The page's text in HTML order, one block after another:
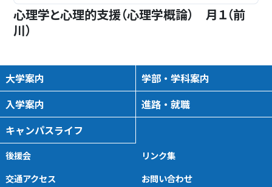
心理学と心理的支援（心理学概論） 月１（前
川）
大学案内
学部・学科案内
入学案内
進路・就職
キャンパスライフ
後援会
リンク集
交通アクセス
お問い合わせ